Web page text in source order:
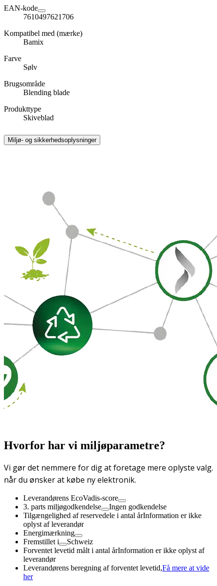
EAN-kode
7610497621706
Kompatibel med (mærke)
Bamix
Farve
Sølv
Brugsområde
Blending blade
Produkttype
Skiveblad
Miljø- og sikkerhedsoplysninger
Hvorfor har vi miljøparametre?
Vi gør det nemmere for dig at foretage mere oplyste valg.
når du ønsker at købe ny elektronik.
Leverandørens EcoVadis-score
3. parts miljøgodkendelse
Ingen godkendelse
Tilgængelighed af reservedele i antal årInformation er ikke
oplyst af leverandør
Energimærkning
Fremstillet i
Schweiz
Forventet levetid målt i antal årInformation er ikke oplyst af
leverandør
Leverandørens beregning af forventet levetid,Få mere at vide
her